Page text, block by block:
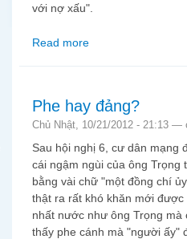
với nợ xấu".
Read more
Phe hay đảng?
Chủ Nhật, 10/21/2012 - 21:13 —
Sau hội nghị 6, cư dân mạng
cái ngậm ngùi của ông Trọng
bằng vài chữ "một đồng chí
thật ra rất khó khăn mới
nhất nước như ông Trọng
thấy phe cánh mà "người ấy"